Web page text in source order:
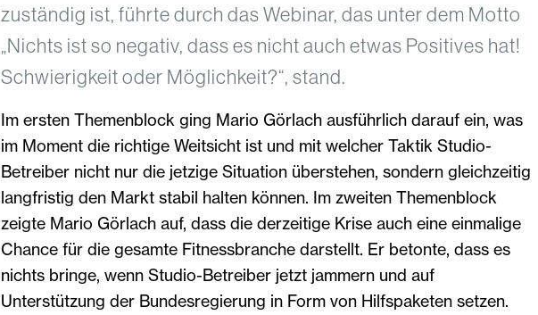
zuständig ist, führte durch das Webinar, das unter dem Motto
„Nichts ist so negativ, dass es nicht auch etwas Positives hat!
Schwierigkeit oder Möglichkeit?“, stand.
Im ersten Themenblock ging Mario Görlach ausführlich darauf ein, was
im Moment die richtige Weitsicht ist und mit welcher Taktik Studio-
Betreiber nicht nur die jetzige Situation überstehen, sondern gleichzeitig
langfristig den Markt stabil halten können. Im zweiten Themenblock
zeigte Mario Görlach auf, dass die derzeitige Krise auch eine einmalige
Chance für die gesamte Fitnessbranche darstellt. Er betonte, dass es
nichts bringe, wenn Studio-Betreiber jetzt jammern und auf
Unterstützung der Bundesregierung in Form von Hilfspaketen setzen.